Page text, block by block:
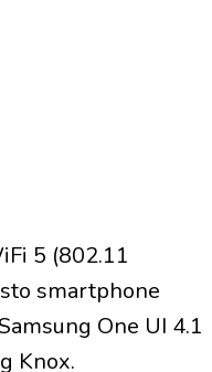
5 (802.11
smartphone
One UI 4.1
Knox.